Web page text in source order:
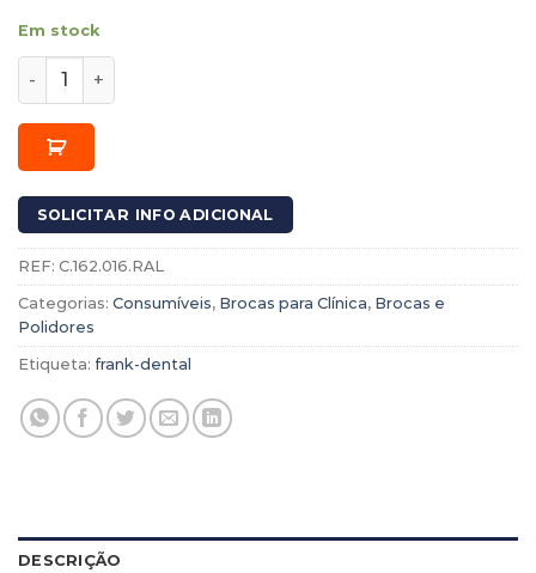
Em stock
Quantidade de Brocas de Carbono de Cirurgia para
SOLICITAR INFO ADICIONAL
REF: C.162.016.RAL
Categorias: Consumíveis, Brocas para Clínica, Brocas e
Polidores
Etiqueta: frank-dental
DESCRIÇÃO